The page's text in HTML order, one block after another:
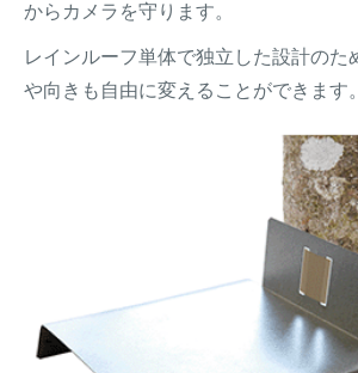
からカメラを守ります。
レインルーフ単体で独立した設計のた
や向きも自由に変えることができます。